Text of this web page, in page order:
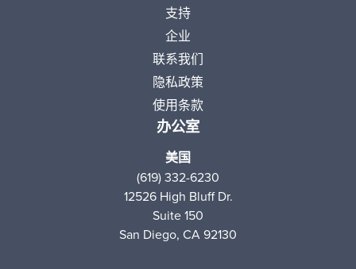
支持
企业
联系我们
隐私政策
使用条款
办公室
美国
(619) 332-6230
12526 High Bluff Dr.
Suite 150
San Diego, CA 92130